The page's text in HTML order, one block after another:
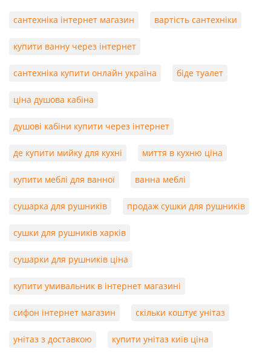
сантехніка інтернет магазин вартість сантехніки
купити ванну через інтернет
сантехніка купити онлайн україна біде туалет
ціна душова кабіна
душові кабіни купити через інтернет
де купити мийку для кухні миття в кухню ціна
купити меблі для ванної ванна меблі
сушарка для рушників продаж сушки для рушників
сушки для рушників харків
сушарки для рушників ціна
купити умивальник в інтернет магазині
сифон інтернет магазин скільки коштує унітаз
унітаз з доставкою купити унітаз київ ціна